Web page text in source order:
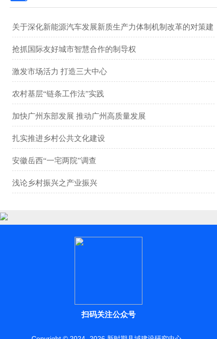
关于深化新能源汽车发展新质生产力体制机制改革的对策建
议 ——以广汽集团为例
抢抓国际友好城市智慧合作的制导权
激发市场活力 打造三大中心
农村基层“链条工作法”实践
加快广州东部发展 推动广州高质量发展
扎实推进乡村公共文化建设
安徽岳西“一宅两院”调查
浅论乡村振兴之产业振兴
扫码关注公众号